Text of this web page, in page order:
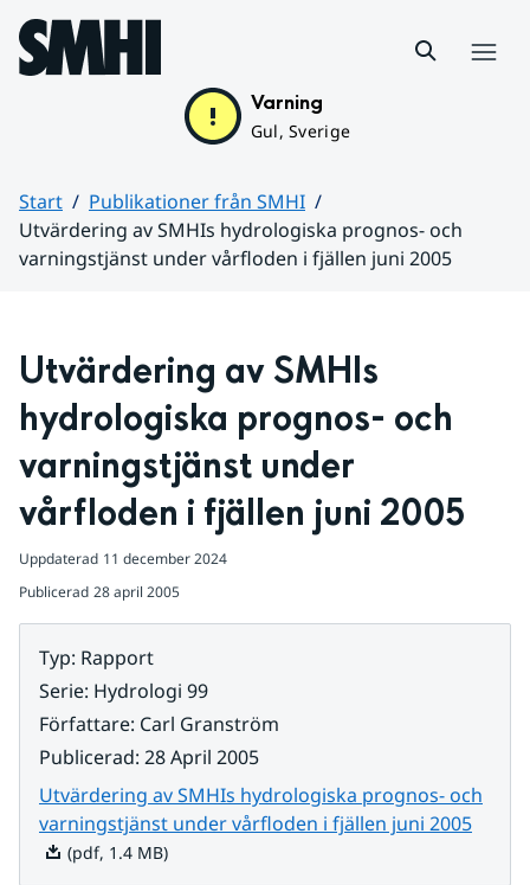
Hoppa till sidans innehåll
Varning
Gul, Sverige
Start
Publikationer från SMHI
Utvärdering av SMHIs hydrologiska prognos- och
varningstjänst under vårfloden i fjällen juni 2005
Utvärdering av SMHIs
hydrologiska prognos- och
varningstjänst under
vårfloden i fjällen juni 2005
Uppdaterad 11 december 2024
Publicerad 28 april 2005
Typ: Rapport
Serie: Hydrologi 99
Författare: Carl Granström
Publicerad: 28 April 2005
Utvärdering av SMHIs hydrologiska prognos- och
varningstjänst under vårfloden i fjällen juni 2005Pdf,
(pdf, 1.4 MB)